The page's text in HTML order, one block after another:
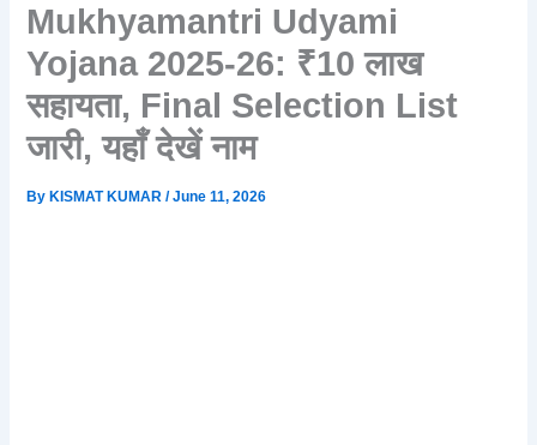
Mukhyamantri Udyami
Yojana 2025-26: ₹10 लाख
सहायता, Final Selection List
जारी, यहाँ देखें नाम
By KISMAT KUMAR/June 11, 2026